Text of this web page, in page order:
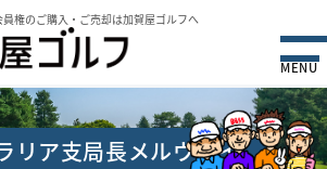
権のご購⼊・ご売却は加賀屋ゴルフへ
MENU
リア支局長メルウェイ